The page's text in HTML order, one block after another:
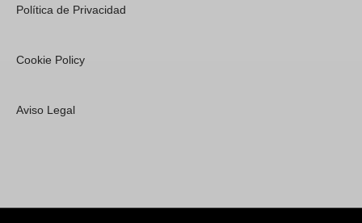
Política de Privacidad
Cookie Policy
Aviso Legal